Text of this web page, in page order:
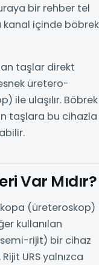
bir rehber tel
kanal içinde böbrek
taşlar direkt
üretero-
ile ulaşılır. Böbrek
taşlara bu cihazla
Var Mıdır?
(üreteroskop)
kullanılan
rijit) bir cihaz
URS yalnızca